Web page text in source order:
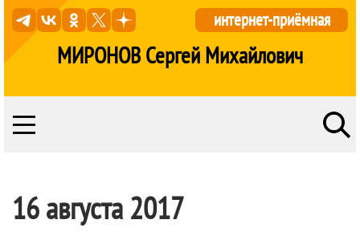
МИРОНОВ Сергей Михайлович
интернет-приёмная
16 августа 2017